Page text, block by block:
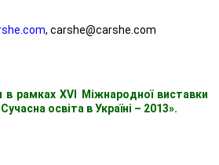
, carshe@carshe.com
в рамках XVI Міжнародної виставки
освіта в Україні – 2013».